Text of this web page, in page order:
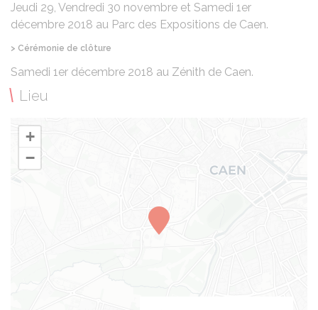
Jeudi 29, Vendredi 30 novembre et Samedi 1er
décembre 2018 au Parc des Expositions de Caen.
> Cérémonie de clôture
Samedi 1er décembre 2018 au Zénith de Caen.
Lieu
+
−